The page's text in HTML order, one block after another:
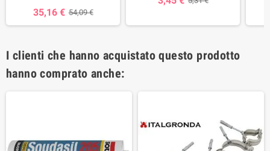
35,16 € 54,09 €
I clienti che hanno acquistato questo prodotto
hanno comprato anche: